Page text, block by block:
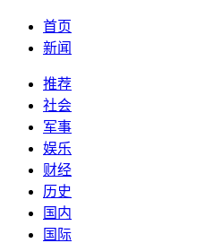
首页
新闻
推荐
社会
军事
娱乐
财经
历史
国内
国际